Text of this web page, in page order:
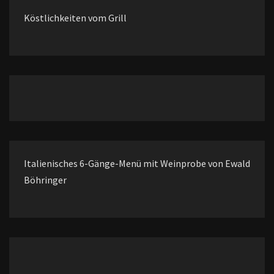
Köstlichkeiten vom Grill
Italienisches 6-Gänge-Menü mit Weinprobe von Ewald
Böhringer